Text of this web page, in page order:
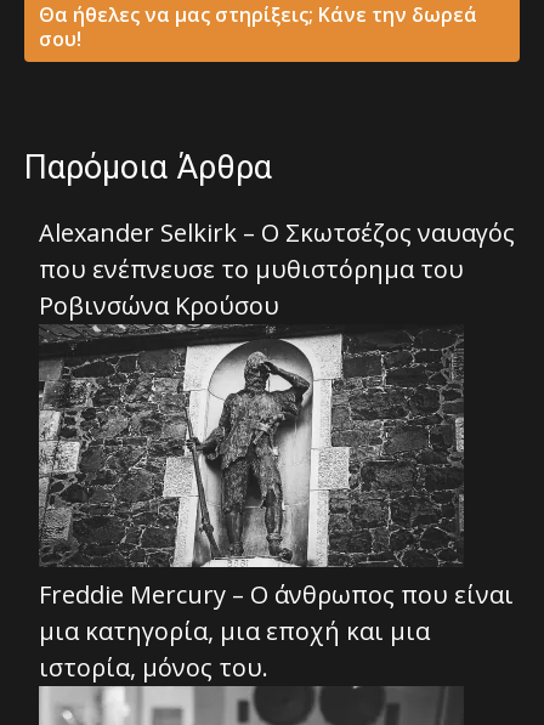
Θα ήθελες να μας στηρίξεις; Κάνε την δωρεά
σου!
Παρόμοια Άρθρα
Alexander Selkirk – Ο Σκωτσέζος ναυαγός
που ενέπνευσε το μυθιστόρημα του
Ροβινσώνα Κρούσου
Freddie Mercury – Ο άνθρωπος που είναι
μια κατηγορία, μια εποχή και μια
ιστορία, μόνος του.